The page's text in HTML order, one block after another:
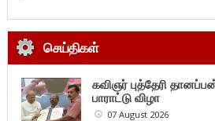
செய்திகள்
கவிஞர் புத்தேரி
பாராட்டு விழா
07 August 2026